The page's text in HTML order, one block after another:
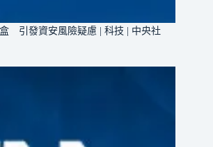
引發資安風險疑慮 | 科技 | 中央社